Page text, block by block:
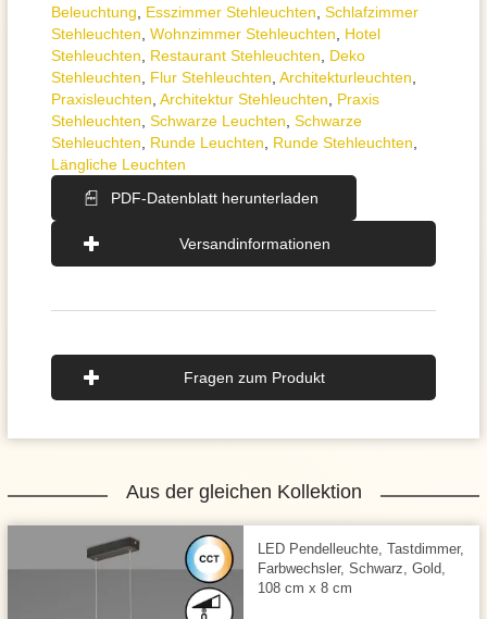
Beleuchtung
Esszimmer Stehleuchten Schlafzimmer
Stehleuchten Wohnzimmer Stehleuchten
Hotel
Stehleuchten
Restaurant Stehleuchten
Deko
Stehleuchten
Flur Stehleuchten Architektur­leuchten
Praxisleuchten Architektur Stehleuchten
Praxis
Stehleuchten Schwarze Leuchten Schwarze
Stehleuchten
Runde Leuchten Runde Stehleuchten
Längliche Leuchten
PDF-Datenblatt herunterladen
Versandinformationen
Fragen zum Produkt
Aus der gleichen Kollektion
LED Pendelleuchte, Tastdimmer,
Farbwechsler, Schwarz, Gold,
108 cm x 8 cm